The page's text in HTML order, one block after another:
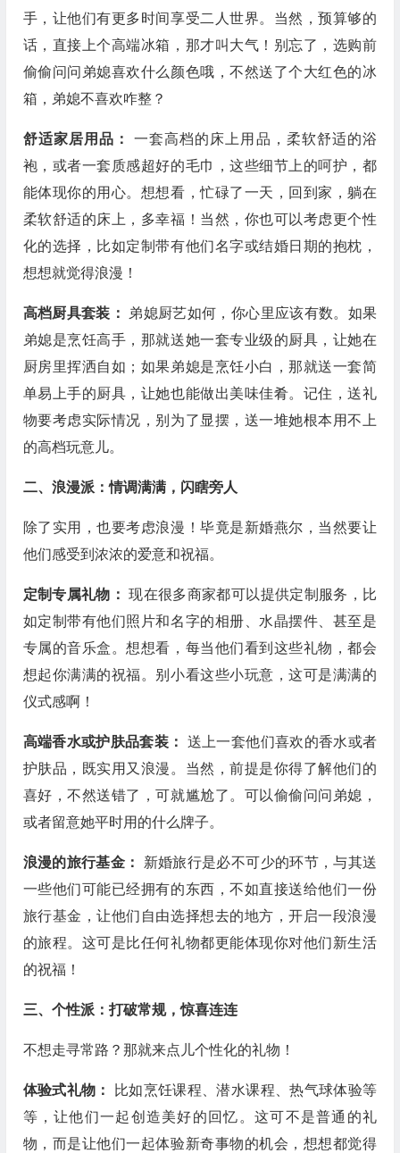
手，让他们有更多时间享受二人世界。当然，预算够的
话，直接上个高端冰箱，那才叫大气！别忘了，选购前
偷偷问问弟媳喜欢什么颜色哦，不然送了个大红色的冰
箱，弟媳不喜欢咋整？
舒适家居用品：一套高档的床上用品，柔软舒适的浴
袍，或者一套质感超好的毛巾，这些细节上的呵护，都
能体现你的用心。想想看，忙碌了一天，回到家，躺在
柔软舒适的床上，多幸福！当然，你也可以考虑更个性
化的选择，比如定制带有他们名字或结婚日期的抱枕，
想想就觉得浪漫！
高档厨具套装： 弟媳厨艺如何，你心里应该有数。如果
弟媳是烹饪高手，那就送她一套专业级的厨具，让她在
厨房里挥洒自如；如果弟媳是烹饪小白，那就送一套简
单易上手的厨具，让她也能做出美味佳肴。记住，送礼
物要考虑实际情况，别为了显摆，送一堆她根本用不上
的高档玩意儿。
二、浪漫派：情调满满，闪瞎旁人
除了实用，也要考虑浪漫！毕竟是新婚燕尔，当然要让
他们感受到浓浓的爱意和祝福。
定制专属礼物：现在很多商家都可以提供定制服务，比
如定制带有他们照片和名字的相册、水晶摆件、甚至是
专属的音乐盒。想想看，每当他们看到这些礼物，都会
想起你满满的祝福。别小看这些小玩意，这可是满满的
仪式感啊！
高端香水或护肤品套装： 送上一套他们喜欢的香水或者
护肤品，既实用又浪漫。当然，前提是你得了解他们的
喜好，不然送错了，可就尴尬了。可以偷偷问问弟媳，
或者留意她平时用的什么牌子。
浪漫的旅行基金： 新婚旅行是必不可少的环节，与其送
一些他们可能已经拥有的东西，不如直接送给他们一份
旅行基金，让他们自由选择想去的地方，开启一段浪漫
的旅程。这可是比任何礼物都更能体现你对他们新生活
的祝福！
三、个性派：打破常规，惊喜连连
不想走寻常路？那就来点儿个性化的礼物！
体验式礼物：
比如烹饪课程、潜水课程、热气球体验等
等，让他们一起创造美好的回忆。这可不是普通的礼
物，而是让他们一起体验新奇事物的机会，想想都觉得